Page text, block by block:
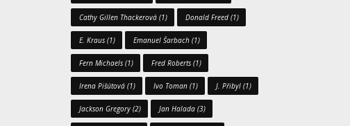
Cathy Gillen Thackerová (1) Donald Freed (1)
E. Kraus (1) Emanuel Šarbach (1)
Fern Michaels (1) Fred Roberts (1)
Irena Pišútová (1) Ivo Toman (1) J. Přibyl (1)
Jackson Gregory (2) Jan Halada (3)